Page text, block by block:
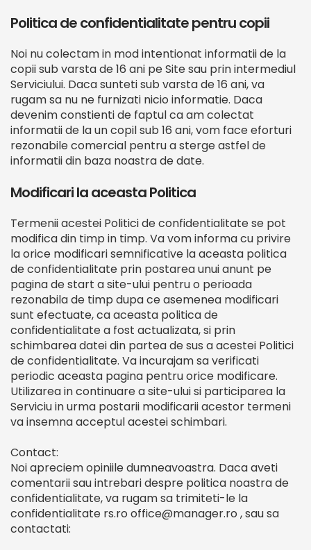
Politica de confidentialitate pentru copii
Noi nu colectam in mod intentionat informatii de la
copii sub varsta de 16 ani pe Site sau prin intermediul
Serviciului. Daca sunteti sub varsta de 16 ani, va
rugam sa nu ne furnizati nicio informatie. Daca
devenim constienti de faptul ca am colectat
informatii de la un copil sub 16 ani, vom face eforturi
rezonabile comercial pentru a sterge astfel de
informatii din baza noastra de date.
Modificari la aceasta Politica
Termenii acestei Politici de confidentialitate se pot
modifica din timp in timp. Va vom informa cu privire
la orice modificari semnificative la aceasta politica
de confidentialitate prin postarea unui anunt pe
pagina de start a site-ului pentru o perioada
rezonabila de timp dupa ce asemenea modificari
sunt efectuate, ca aceasta politica de
confidentialitate a fost actualizata, si prin
schimbarea datei din partea de sus a acestei Politici
de confidentialitate. Va incurajam sa verificati
periodic aceasta pagina pentru orice modificare.
Utilizarea in continuare a site-ului si participarea la
Serviciu in urma postarii modificarii acestor termeni
va insemna acceptul acestei schimbari.
Contact:
Noi apreciem opiniile dumneavoastra. Daca aveti
comentarii sau intrebari despre politica noastra de
confidentialitate, va rugam sa trimiteti-le la
confidentialitate rs.ro office@manager.ro , sau sa
contactati: